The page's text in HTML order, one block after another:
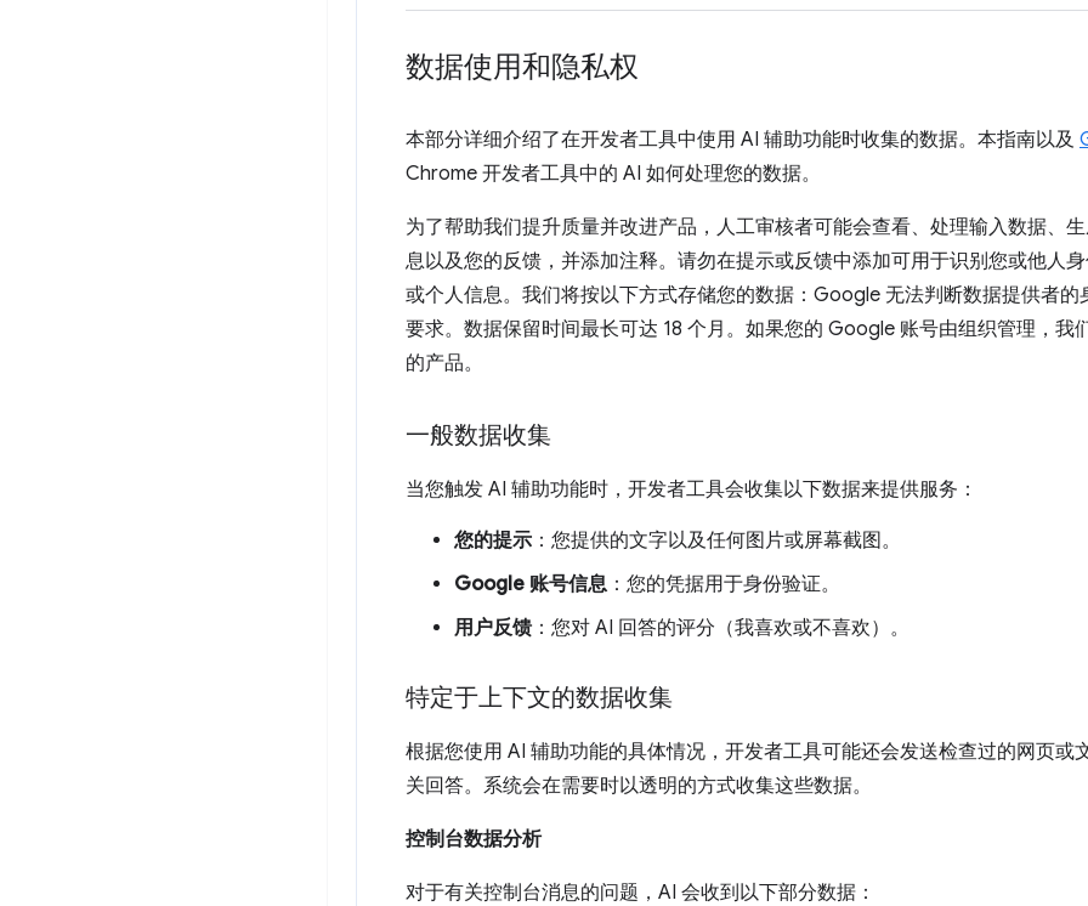
数据使用和隐私权
本部分详细介绍了在开发者工具中使用 AI 辅助功能时收集的数据。本指南以及
Chrome 开发者工具中的 AI 如何处理您的数据。
为了帮助我们提升质量并改进产品，人工审核者可能会查看、处理输入数据、
息以及您的反馈，并添加注释。请勿在提示或反馈中添加可用于识别您或他人
或个人信息。我们将按以下方式存储您的数据：Google 无法判断数据提供者
要求。数据保留时间最长可达 18 个月。如果您的 Google 账号由组织管理，我
的产品。
一般数据收集
当您触发 AI 辅助功能时，开发者工具会收集以下数据来提供服务：
您的提示 ：您提供的文字以及任何图片或屏幕截图。
Google 账号信息 ：您的凭据用于身份验证。
用户反馈 ：您对 AI 回答的评分（我喜欢或不喜欢）。
特定于上下文的数据收集
根据您使用 AI 辅助功能的具体情况，开发者工具可能还会发送检查过的网页或
关回答。系统会在需要时以透明的方式收集这些数据。
控制台数据分析
对于有关控制台消息的问题，AI 会收到以下部分数据：